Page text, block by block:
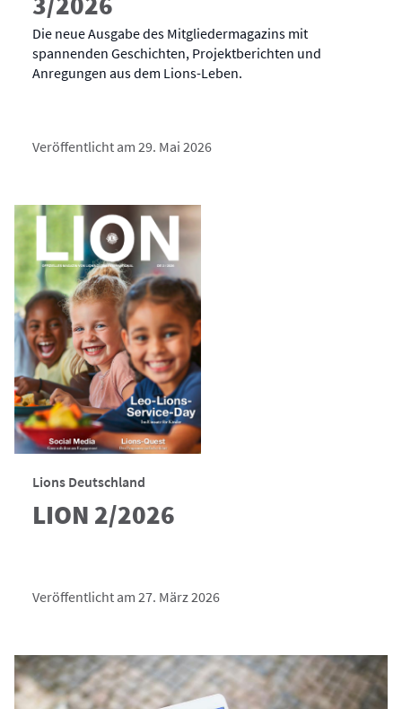
Die neue Ausgabe des Mitgliedermagazins mit
spannenden Geschichten, Projektberichten und
Anregungen aus dem Lions-Leben.
Veröffentlicht am 29. Mai 2026
Lions Deutschland
LION 2/2026
Veröffentlicht am 27. März 2026